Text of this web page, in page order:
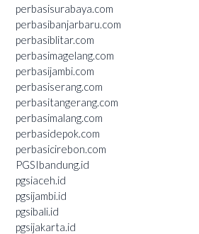
perbasisurabaya.com
perbasibanjarbaru.com
perbasiblitar.com
perbasimagelang.com
perbasijambi.com
perbasiserang.com
perbasitangerang.com
perbasimalang.com
perbasidepok.com
perbasicirebon.com
PGSIbandung.id
pgsiaceh.id
pgsijambi.id
pgsibali.id
pgsijakarta.id